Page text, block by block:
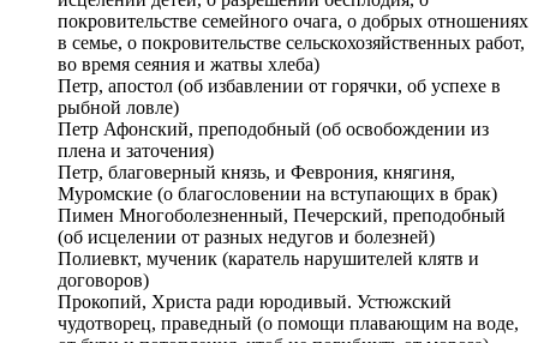
покровительстве семейного очага, о добрых отношениях
в семье, о покровительстве сельскохозяйственных работ,
во время сеяния и жатвы хлеба)
Петр, апостол (об избавлении от горячки, об успехе в
рыбной ловле)
Петр Афонский, преподобный (об освобождении из
плена и заточения)
Петр, благоверный князь, и Феврония, княгиня,
Муромские (о благословении на вступающих в брак)
Пимен Многоболезненный, Печерский, преподобный
(об исцелении от разных недугов и болезней)
Полиевкт, мученик (каратель нарушителей клятв и
договоров)
Прокопий, Христа ради юродивый. Устюжский
чудотворец, праведный (о помощи плавающим на воде,